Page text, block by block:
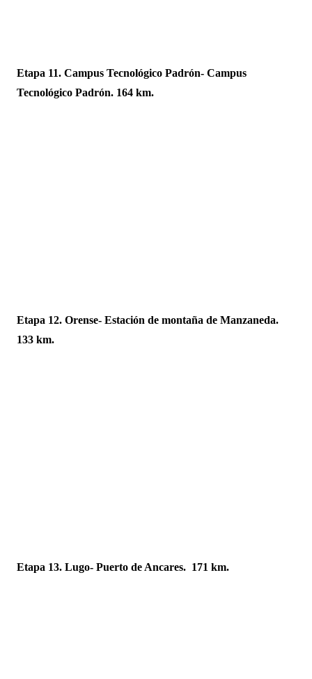
Etapa 11. Campus Tecnológico Padrón- Campus
Tecnológico Padrón. 164 km.
Etapa 12. Orense- Estación de montaña de Manzaneda.
133 km.
Etapa 13. Lugo- Puerto de Ancares. 171 km.